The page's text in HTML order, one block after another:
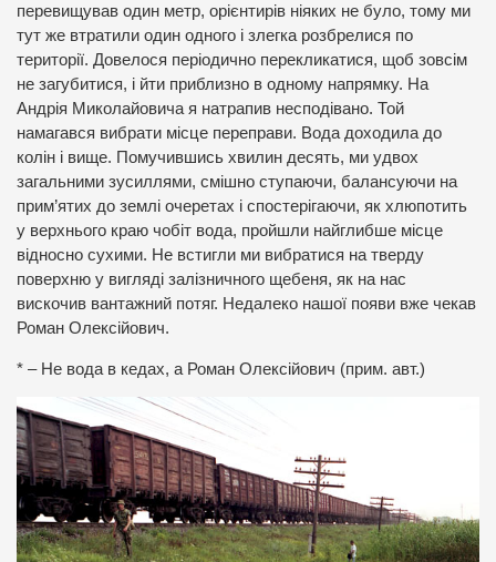
перевищував один метр, орієнтирів ніяких не було, тому ми
тут же втратили один одного і злегка розбрелися по
території. Довелося періодично перекликатися, щоб зовсім
не загубитися, і йти приблизно в одному напрямку. На
Андрія Миколайовича я натрапив несподівано. Той
намагався вибрати місце переправи. Вода доходила до
колін і вище. Помучившись хвилин десять, ми удвох
загальними зусиллями, смішно ступаючи, балансуючи на
прим’ятих до землі очеретах і спостерігаючи, як хлюпотить
у верхнього краю чобіт вода, пройшли найглибше місце
відносно сухими. Не встигли ми вибратися на тверду
поверхню у вигляді залізничного щебеня, як на нас
вискочив вантажний потяг. Недалеко нашої появи вже чекав
Роман Олексійович.
* – Не вода в кедах, а Роман Олексійович (прим. авт.)